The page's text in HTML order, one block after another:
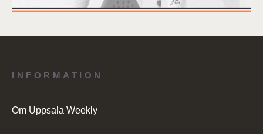
INFORMATION
Om Uppsala Weekly